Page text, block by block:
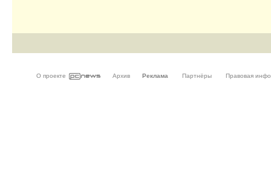
О проекте Архив Реклама Партнёры Правовая